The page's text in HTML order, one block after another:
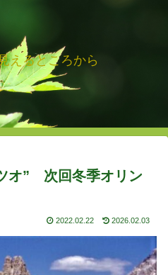
えるところから
オ” 次回冬季オリン
2022.02.22 2026.02.03